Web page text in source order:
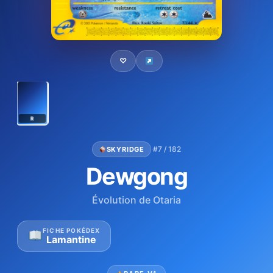
♡
R
SKYRIDGE ·#7 / 182
Dewgong
Évolution de Otaria
FICHE POKÉDEX
Lamantine